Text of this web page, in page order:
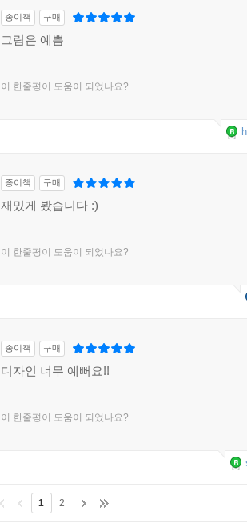
종이책 구매
그림은 예쁨
이 한줄평이 도움이 되었나요?
종이책 구매
재밌게 봤습니다 :)
이 한줄평이 도움이 되었나요?
종이책 구매
디자인 너무 예뻐요!!
이 한줄평이 도움이 되었나요?
1 2